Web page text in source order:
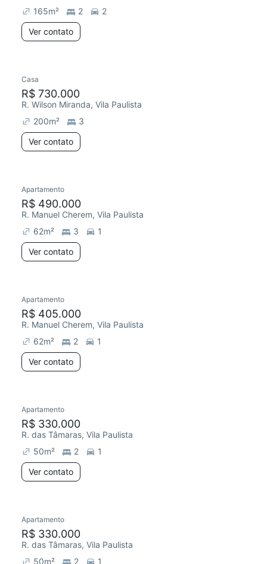
165m² 2
2
Ver contato
Casa
R$ 730.000
R. Wilson Miranda, Vila Paulista
200m²
3
Ver contato
Apartamento
R$ 490.000
R. Manuel Cherem, Vila Paulista
62m² 3
1
Ver contato
Apartamento
R$ 405.000
R. Manuel Cherem, Vila Paulista
62m² 2
1
Ver contato
Apartamento
R$ 330.000
R. das Tâmaras, Vila Paulista
50m² 2
1
Ver contato
Apartamento
R$ 330.000
R. das Tâmaras, Vila Paulista
50m² 2 1